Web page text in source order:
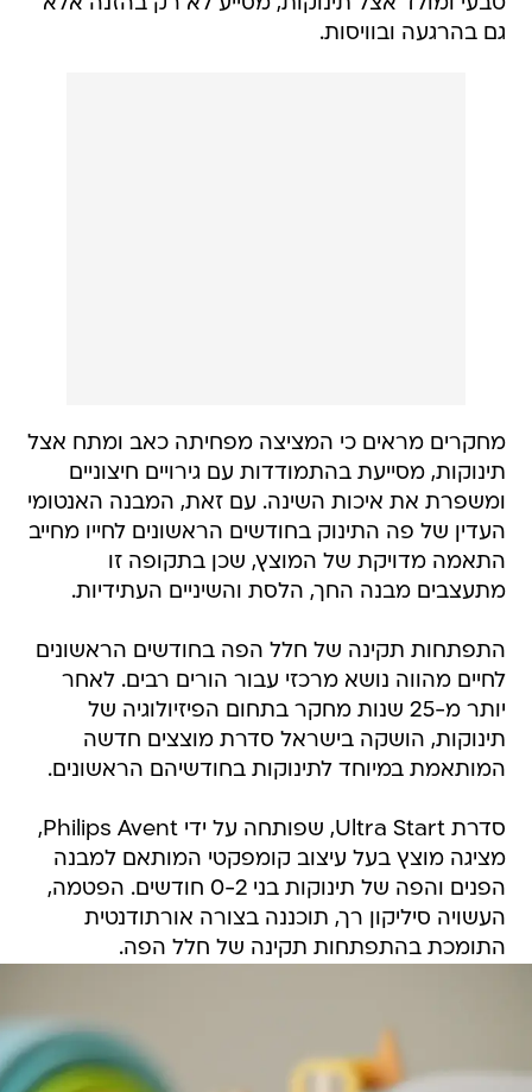
גם בהרגעה ובוויסות.
מחקרים מראים כי המציצה מפחיתה כאב ומתח אצל
תינוקות, מסייעת בהתמודדות עם גירויים חיצוניים
ומשפרת את איכות השינה. עם זאת, המבנה האנטומי
העדין של פה התינוק בחודשים הראשונים לחייו מחייב
התאמה מדויקת של המוצץ, שכן בתקופה זו
מתעצבים מבנה החך, הלסת והשיניים העתידיות.
התפתחות תקינה של חלל הפה בחודשים הראשונים
לחיים מהווה נושא מרכזי עבור הורים רבים. לאחר
יותר מ-25 שנות מחקר בתחום הפיזיולוגיה של
תינוקות, הושקה בישראל סדרת מוצצים חדשה
המותאמת במיוחד לתינוקות בחודשיהם הראשונים.
סדרת Ultra Start, שפותחה על ידי Philips Avent,
מציגה מוצץ בעל עיצוב קומפקטי המותאם למבנה
הפנים והפה של תינוקות בני 0-2 חודשים. הפטמה,
העשויה סיליקון רך, תוכננה בצורה אורתודנטית
התומכת בהתפתחות תקינה של חלל הפה.